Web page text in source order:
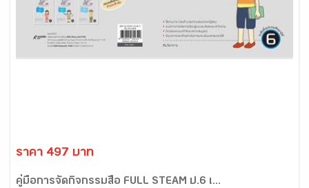
ราคา 497 บาท
คู่มือการจัดกิจกรรมสื่อ FULL STEAM ป.6 เ...